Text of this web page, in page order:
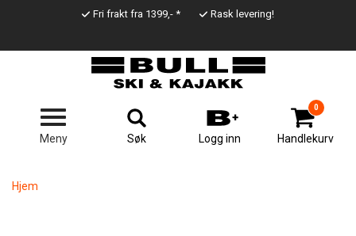
Line
Fri frakt fra 1399,- * Rask levering!
Meny Søk Logg inn Handlekurv
0
Hjem